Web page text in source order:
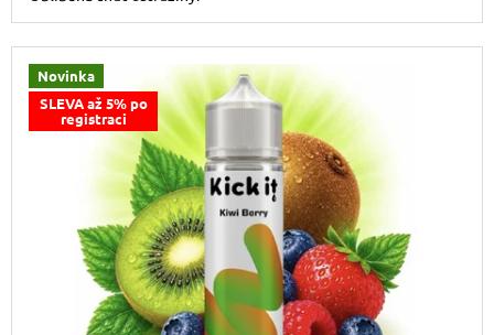
Novinka
SLEVA až 5% po
registraci